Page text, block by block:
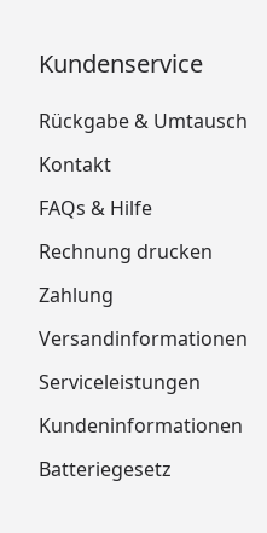
Kundenservice
Rückgabe & Umtausch
Kontakt
FAQs & Hilfe
Rechnung drucken
Zahlung
Versandinformationen
Serviceleistungen
Kundeninformationen
Batteriegesetz